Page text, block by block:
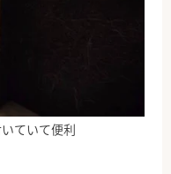
ていて便利